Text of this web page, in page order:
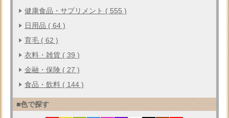
健康食品・サプリメント ( 555 )
日用品 ( 64 )
育毛 ( 62 )
衣料・雑貨 ( 39 )
金融・保険 ( 27 )
食品・飲料 ( 144 )
■色で探す